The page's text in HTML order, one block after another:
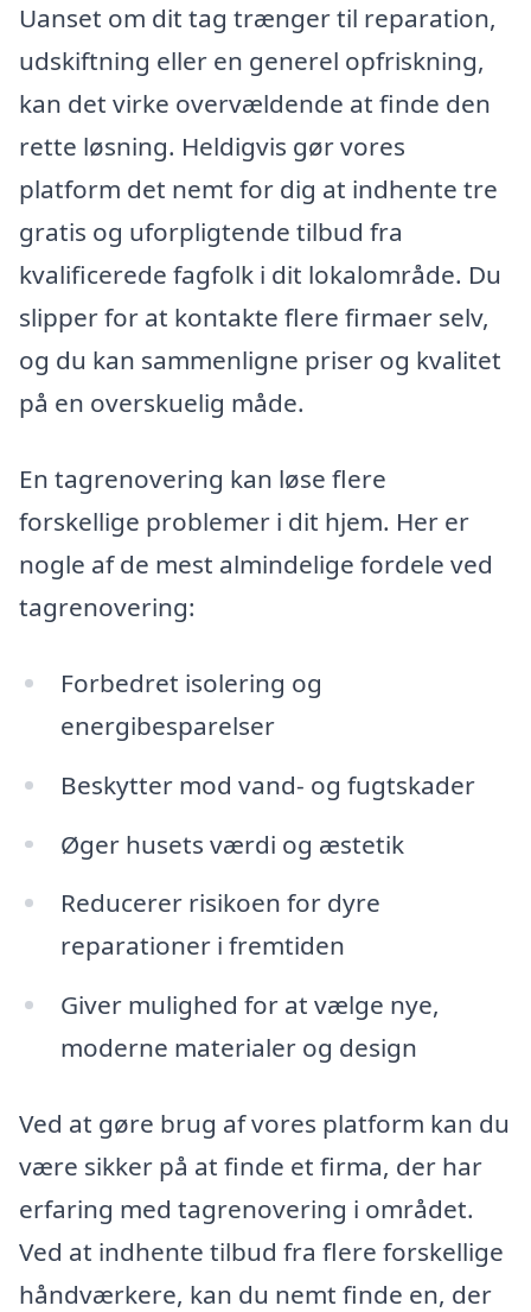
Uanset om dit tag trænger til reparation,
udskiftning eller en generel opfriskning,
kan det virke overvældende at finde den
rette løsning. Heldigvis gør vores
platform det nemt for dig at indhente tre
gratis og uforpligtende tilbud fra
kvalificerede fagfolk i dit lokalområde. Du
slipper for at kontakte flere firmaer selv,
og du kan sammenligne priser og kvalitet
på en overskuelig måde.
En tagrenovering kan løse flere
forskellige problemer i dit hjem. Her er
nogle af de mest almindelige fordele ved
tagrenovering:
Forbedret isolering og
energibesparelser
Beskytter mod vand- og fugtskader
Øger husets værdi og æstetik
Reducerer risikoen for dyre
reparationer i fremtiden
Giver mulighed for at vælge nye,
moderne materialer og design
Ved at gøre brug af vores platform kan du
være sikker på at finde et firma, der har
erfaring med tagrenovering i området.
Ved at indhente tilbud fra flere forskellige
håndværkere, kan du nemt finde en, der